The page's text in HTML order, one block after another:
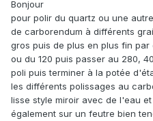
Bonjour
pour polir du quartz ou une
de carborendum à différents
gros puis de plus en plus fin
ou du 120 puis passer au 280,
poli puis terminer à la potée
les différents polissages au
lisse style miroir avec de l'eau
également sur un feutre bien